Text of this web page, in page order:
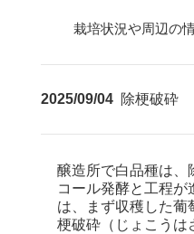
栽培状況や周辺の
2025/09/04除梗破砕
醸造所で白品種は、
コール発酵と工程が
は、まず収穫した葡
梗破砕（じょこうは